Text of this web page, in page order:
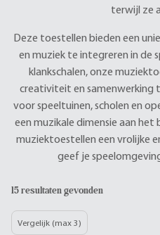
terwijl ze
Deze toestellen bieden een
en muziek te integreren in de
klankschalen, onze
creativiteit en samenwerking
voor speeltuinen, scholen en
een muzikale dimensie aan
muziektoestellen een vrolijke
geef je
15 resultaten gevonden
Vergelijk (max 3)